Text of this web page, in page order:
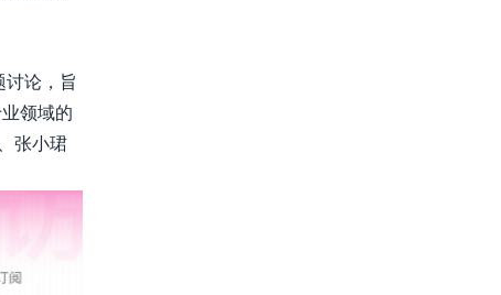
论，旨
领域的
张小珺